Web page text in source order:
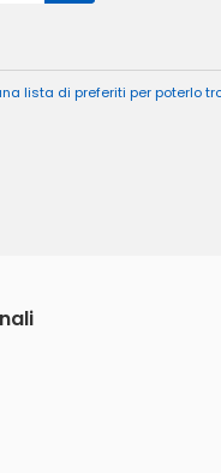
lista di preferiti per poterlo